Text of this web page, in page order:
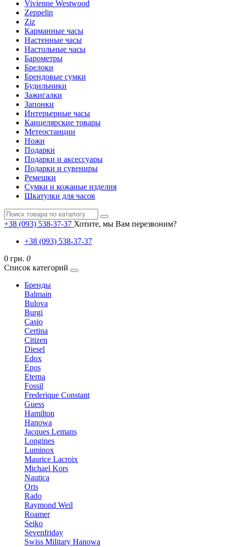
Vivienne Westwood
Zeppelin
Ziz
Карманные часы
Настенные часы
Настольные часы
Барометры
Брелоки
Брендовые сумки
Будильники
Зажигалки
Запонки
Интерьерные часы
Канцелярские товары
Метеостанции
Ножи
Подарки
Подарки и аксессуары
Подарки и сувениры
Ремешки
Сумки и кожаные изделия
Шкатулки для часов
+38 (093) 538-37-37 Хотите, мы Вам перезвоним?
+38 (093) 538-37-37
0 грн. 0
Список категорий
Бренды
Balmain
Bulova
Burgi
Casio
Certina
Citizen
Diesel
Edox
Epos
Eterna
Fossil
Frederique Constant
Guess
Hamilton
Hanowa
Jacques Lemans
Longines
Luminox
Maurice Lacroix
Michael Kors
Nautica
Oris
Rado
Raymond Weil
Roamer
Seiko
Sevenfriday
Swiss Military Hanowa